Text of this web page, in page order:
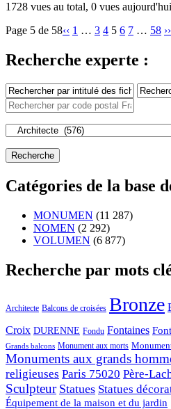
1728 vues au total, 0 vues aujourd'hui
Page 5 de 58‹‹ 1 … 3 4 5 6 7 … 58 ››
Recherche experte :
Catégories de la base
MONUMEN (11 287)
NOMEN (2 292)
VOLUMEN (6 877)
Recherche par mots
Architecte Balcons de croisées Bronze
Croix DURENNE Fondu Fontaines
Grands balcons Monument aux morts
Monuments aux grands
religieuses Paris 75020 Père-
Sculpteur Statues Statues
Équipement de la maison et du jardin